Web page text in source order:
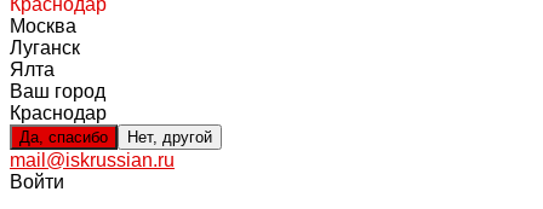
Краснодар
Москва
Луганск
Ялта
Ваш город
Краснодар
Да, спасибо Нет, другой
mail@iskrussian.ru
Войти